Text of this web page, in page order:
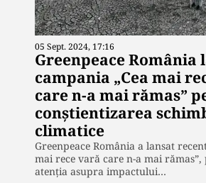
05 Sept. 2024, 17:16
Greenpeace România
campania „Cea mai
care n-a mai rămas”
conștientizarea
climatice
Greenpeace România a lansat
mai rece vară care n-a mai
atenția asupra impactului…